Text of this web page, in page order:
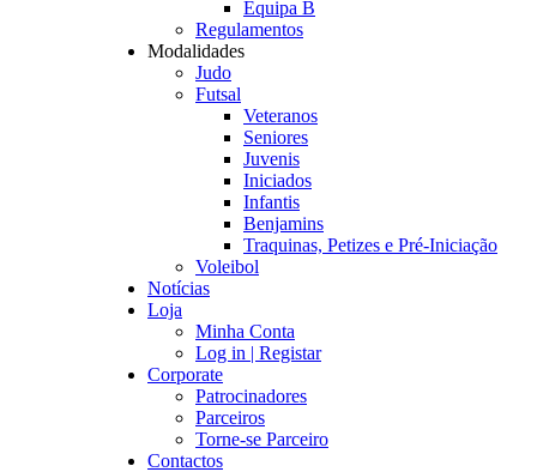
Equipa B
Regulamentos
Modalidades
Judo
Futsal
Veteranos
Seniores
Juvenis
Iniciados
Infantis
Benjamins
Traquinas, Petizes e Pré-Iniciação
Voleibol
Notícias
Loja
Minha Conta
Log in | Registar
Corporate
Patrocinadores
Parceiros
Torne-se Parceiro
Contactos